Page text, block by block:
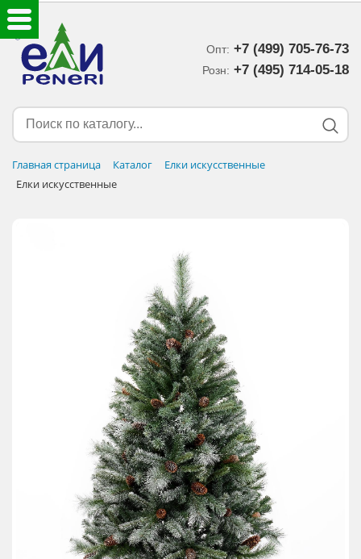
Опт: +7 (499) 705-76-73
Розн: +7 (495) 714-05-18‬
Главная страница Каталог
Елки искусственные
Елки искусственные
ЕЛКИ ИСКУССТВЕННЫЕ
ЕЛОЧНЫЕ УКРАШЕНИЯ
НОВОГОДНИЙ ДЕКОР
АКЦИИ И ПОДАРКИ
О КОМПАНИИ
ПАРТНЕРАМ
КОНТАКТЫ